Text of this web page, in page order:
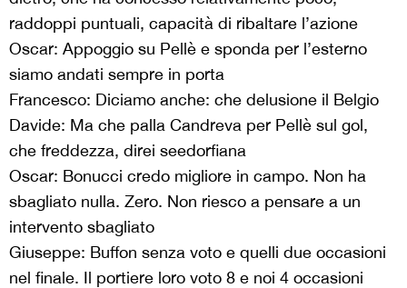
raddoppi puntuali, capacità di ribaltare l’azione
Oscar: Appoggio su Pellè e sponda per l’esterno
siamo andati sempre in porta
Francesco: Diciamo anche: che delusione il Belgio
Davide: Ma che palla Candreva per Pellè sul gol,
che freddezza, direi seedorfiana
Oscar: Bonucci credo migliore in campo. Non ha
sbagliato nulla. Zero. Non riesco a pensare a un
intervento sbagliato
Giuseppe: Buffon senza voto e quelli due occasioni
nel finale. Il portiere loro voto 8 e noi 4 occasioni